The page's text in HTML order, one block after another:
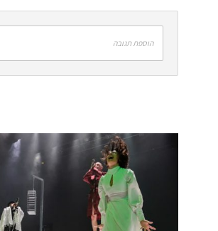
הוספת תגובה